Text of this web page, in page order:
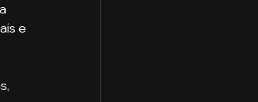
e